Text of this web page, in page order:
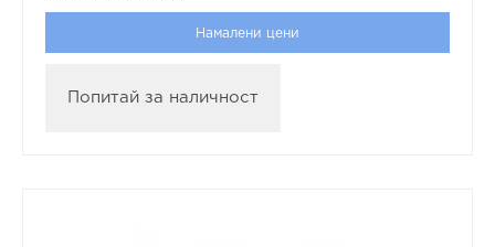
Намалени цени
Попитай за наличност